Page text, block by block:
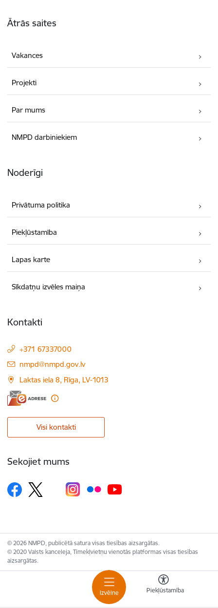
Izvēlne Piekļūstamība
Ātrās saites
Vakances
Projekti
Par mums
NMPD darbiniekiem
Noderīgi
Privātuma politika
Piekļūstamība
Lapas karte
Sīkdatņu izvēles maiņa
Kontakti
+371 67337000
E-pasts:
nmpd@nmpd.gov.lv
Laktas iela 8, Rīga, LV-1013
Visi kontakti
Sekojiet mums
© 2026 NMPD, publicētā satura visas tiesības aizsargātas.
© 2020 Valsts kanceleja, Tīmekļvietņu vienotās platformas visas tiesības
aizsargātas.